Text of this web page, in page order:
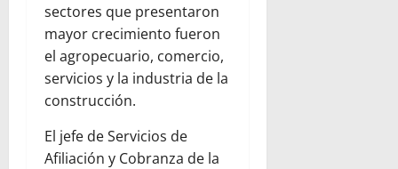
sectores que presentaron
mayor crecimiento fueron
el agropecuario, comercio,
servicios y la industria de la
construcción.
El jefe de Servicios de
Afiliación y Cobranza de la